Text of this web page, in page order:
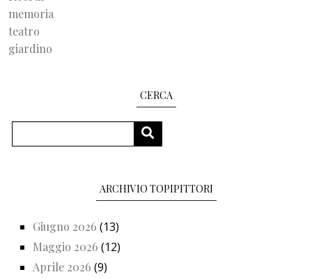
memoria
teatro
giardino
CERCA
CERCA
ARCHIVIO TOPIPITTORI
Giugno 2026 (13)
Maggio 2026 (12)
Aprile 2026 (9)